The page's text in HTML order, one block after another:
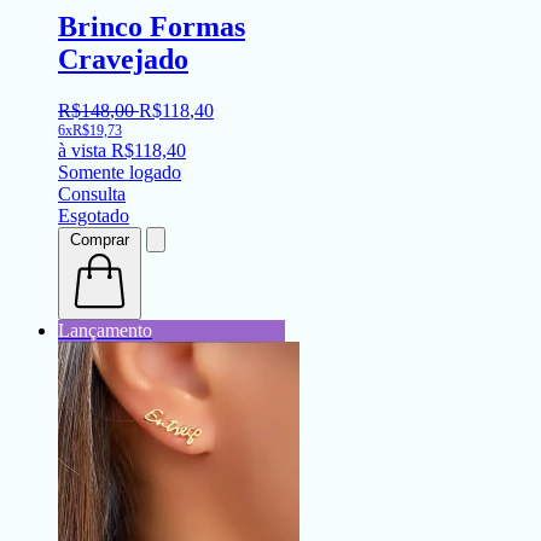
Brinco Formas
Cravejado
R$148,00 R$118,40
6xR$19,73
à vista R$118,40
Somente logado
Consulta
Esgotado
Comprar